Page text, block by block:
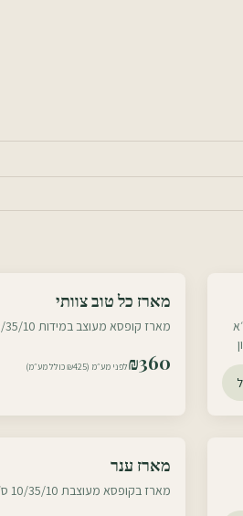
10 ס״מ כ״א
עוטף צפון
מארז כל טוב צוותי
מארז קופסא מעוצב במידות 26/35/10 ס״מ הכולל:
₪360 לפני מע״מ (₪425 כולל מע״מ)
עוטף צפון
מארז ענר
מארז בקופסא מעוצבת 10/35/10 ס״מ הכולל: